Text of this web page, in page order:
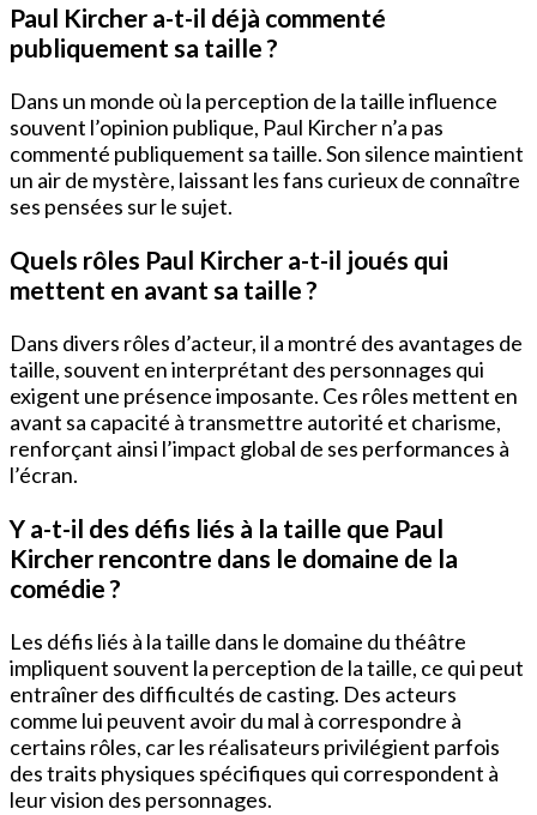
Paul Kircher a-t-il déjà commenté
publiquement sa taille ?
Dans un monde où la perception de la taille influence
souvent l’opinion publique, Paul Kircher n’a pas
commenté publiquement sa taille. Son silence maintient
un air de mystère, laissant les fans curieux de connaître
ses pensées sur le sujet.
Quels rôles Paul Kircher a-t-il joués qui
mettent en avant sa taille ?
Dans divers rôles d’acteur, il a montré des avantages de
taille, souvent en interprétant des personnages qui
exigent une présence imposante. Ces rôles mettent en
avant sa capacité à transmettre autorité et charisme,
renforçant ainsi l’impact global de ses performances à
l’écran.
Y a-t-il des défis liés à la taille que Paul
Kircher rencontre dans le domaine de la
comédie ?
Les défis liés à la taille dans le domaine du théâtre
impliquent souvent la perception de la taille, ce qui peut
entraîner des difficultés de casting. Des acteurs
comme lui peuvent avoir du mal à correspondre à
certains rôles, car les réalisateurs privilégient parfois
des traits physiques spécifiques qui correspondent à
leur vision des personnages.